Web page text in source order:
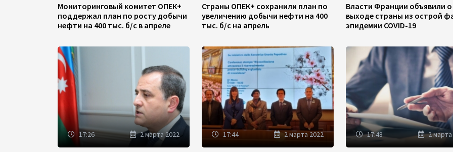
Мониторинговый комитет ОПЕК+
поддержал план по росту добычи
нефти на 400 тыс. б/с в апреле
Страны ОПЕК+ сохранили план по
увеличению добычи нефти на 400
тыс. б/с на апрель
Власти Франции объявили о
выходе страны из острой
эпидемии COVID-19
17:26 2 марта 2022 17:44 2 марта 2022 17:48 2 марта